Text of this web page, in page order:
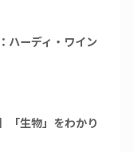
ハーディ・ワイン
「生物」をわかり